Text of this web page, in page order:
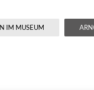
IM MUSEUM